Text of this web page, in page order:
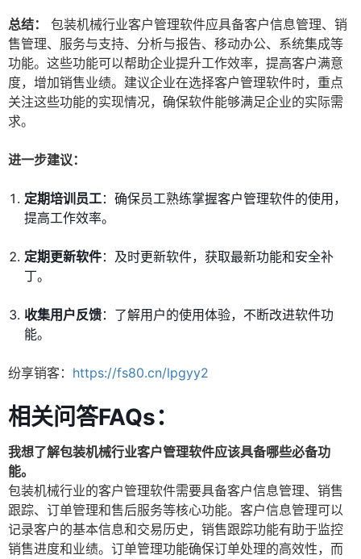
总结：
包装机械行业客户管理软件应具备客户信息管理、销
售管理、服务与支持、分析与报告、移动办公、系统集成等
功能。这些功能可以帮助企业提升工作效率，提高客户满意
度，增加销售业绩。建议企业在选择客户管理软件时，重点
关注这些功能的实现情况，确保软件能够满足企业的实际需
求。
进一步建议：
定期培训员工：确保员工熟练掌握客户管理软件的使用，
提高工作效率。
定期更新软件：及时更新软件，获取最新功能和安全补
丁。
收集用户反馈：了解用户的使用体验，不断改进软件功
能。
纷享销客： https://fs80.cn/lpgyy2
相关问答FAQs：
我想了解包装机械行业客户管理软件应该具备哪些必备功
能。
包装机械行业的客户管理软件需要具备客户信息管理、销售
跟踪、订单管理和售后服务等核心功能。客户信息管理可以
记录客户的基本信息和交易历史，销售跟踪功能有助于监控
销售进度和业绩。订单管理功能确保订单处理的高效性，而